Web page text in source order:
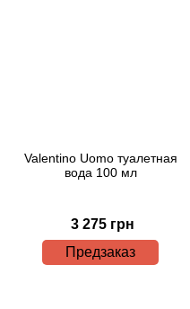
Valentino Uomo туалетная
вода 100 мл
3 275 грн
Предзаказ